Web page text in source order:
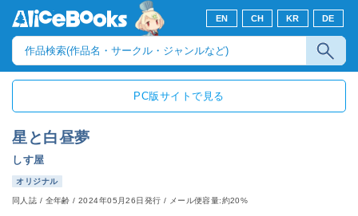
EN CH KR DE
PC版サイトで見る
星と白昼夢
しす屋
オリジナル
同人誌 / 全年齢/2024年05月26日発行 / メール便容量:約20%